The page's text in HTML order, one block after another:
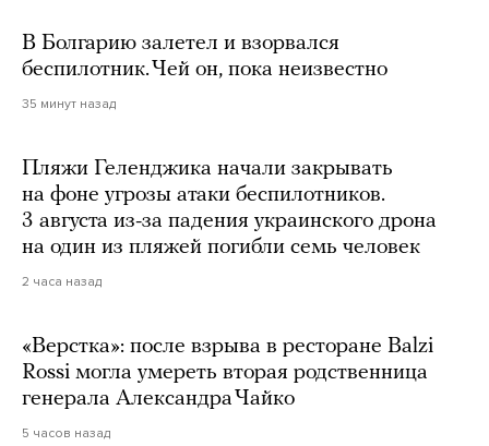
В Болгарию залетел и взорвался
беспилотник. Чей он, пока неизвестно
35 минут назад
Пляжи Геленджика начали закрывать
на фоне угрозы атаки беспилотников.
3 августа из-за падения украинского дрона
на один из пляжей погибли семь человек
2 часа назад
«Верстка»: после взрыва в ресторане Balzi
Rossi могла умереть вторая родственница
генерала Александра Чайко
5 часов назад